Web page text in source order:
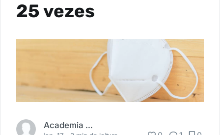
25 vezes
Academia Médica